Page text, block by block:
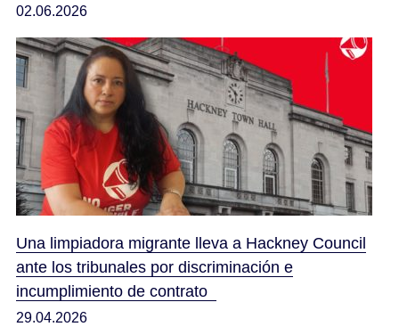
02.06.2026
Una limpiadora migrante lleva a Hackney Council
ante los tribunales por discriminación e
incumplimiento de contrato
29.04.2026